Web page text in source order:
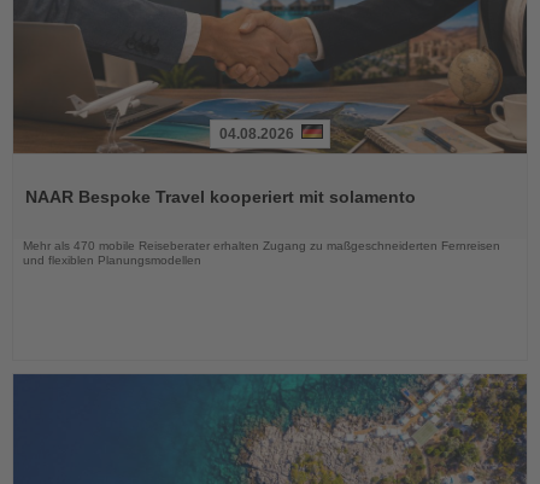
die
04.08.2026
NAAR Bespoke Travel kooperiert mit solamento
Mehr als 470 mobile Reiseberater erhalten Zugang zu maßgeschneiderten Fernreisen
und flexiblen Planungsmodellen